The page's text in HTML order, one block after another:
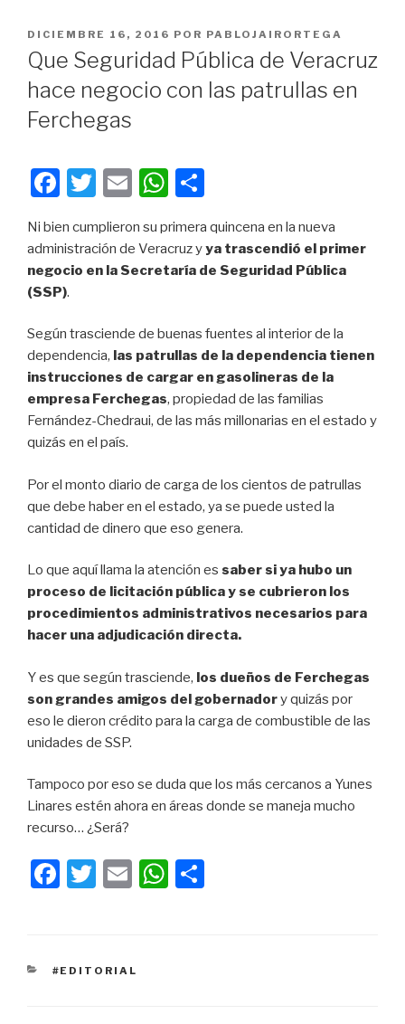
PUBLICADO
EN
DICIEMBRE 16, 2016 POR PABLOJAIRORTEGA
Que Seguridad Pública de Veracruz
hace negocio con las patrullas en
Ferchegas
F
c
e
b
o
o
k
T
tt
er
E
ail
W
at
s
p
p
m
p
tir
Ni bien cumplieron su primera quincena en la nueva
administración de Veracruz yya trascendió el primer
negocio en la Secretaría de Seguridad Pública
(SSP).
Según trasciende de buenas fuentes al interior de la
dependencia, las patrullas de la dependencia tienen
instrucciones de cargar en gasolineras de la
empresa Ferchegas, propiedad de las familias
Fernández-Chedraui, de las más millonarias en el estado y
quizás en el país.
Por el monto diario de carga de los cientos de patrullas
que debe haber en el estado, ya se puede usted la
cantidad de dinero que eso genera.
Lo que aquí llama la atención es saber si ya hubo un
proceso de licitación pública y se cubrieron los
procedimientos administrativos necesarios para
hacer una adjudicación directa.
Y es que según trasciende, los dueños de Ferchegas
son grandes amigos del gobernadory quizás por
eso le dieron crédito para la carga de combustible de las
unidades de SSP.
Tampoco por eso se duda que los más cercanos a Yunes
Linares estén ahora en áreas donde se maneja mucho
recurso… ¿Será?
F
e
T
er
E
W
CATEGORÍAS
#EDITORIAL